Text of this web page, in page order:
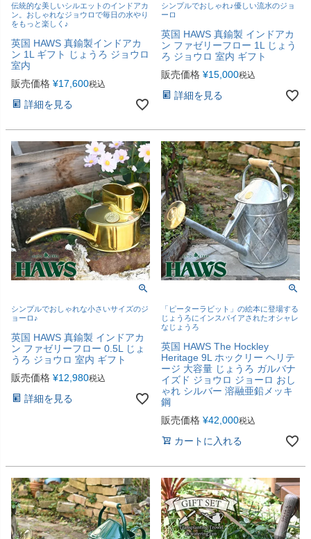
伝統的な美しいシルエットのインドアカ
ン。おしゃれなジョウロで毎日の水やり
をもっと楽しく♪
英国 HAWS 真鍮製インドアカ
ン 1L ギフト じょうろ ジョウロ
室内
販売価格 ¥17,600税込
詳細を見る
シンプルでおしゃれ♪優しい流水のジョ
ーロ
英国 HAWS 真鍮製 インドアカ
ン ファゼリーフロー 1L じょう
ろ ジョウロ 室内 ギフト
販売価格 ¥15,000税込
詳細を見る
シンプルでおしゃれな小さいサイズのジ
ョーロ♪
英国 HAWS 真鍮製 インドアカ
ン ファゼリーフロー 0.5L じょ
うろ ジョウロ 室内 ギフト
販売価格 ¥12,980税込
詳細を見る
「ピーターラビット」の絵本に登場する
じょうろにインスパイアされたオシャレ
なじょうろ
英国 HAWS The Hockley
Heritage 9L ホックリー ヘリテ
ージ 大容量 じょうろ ガルバナ
イズド ジョウロ ジョーロ おし
ゃれ シルバー 溶融亜鉛メッキ
鋼
販売価格 ¥42,000税込
カートに入れる